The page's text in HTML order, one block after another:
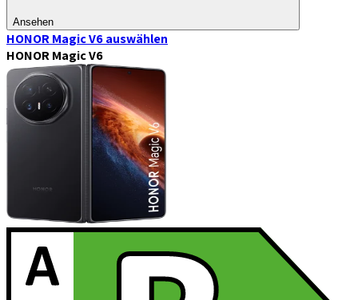
Ansehen
HONOR Magic V6auswählen
HONOR Magic V6